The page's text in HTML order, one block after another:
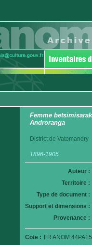
Femme
Androranga
District de Vatomandry
1896-1905
Auteur :
Territoire :
Type de document :
Support et dimensions :
Provenance :
Cote : FR ANOM